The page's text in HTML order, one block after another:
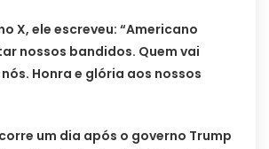
X, ele escreveu: “Americano
nossos bandidos. Quem vai
Honra e glória aos nossos
um dia após o governo Trump